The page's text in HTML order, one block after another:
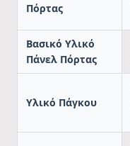
Πόρτας
Βασικό Υλικό
Πάνελ Πόρτας
Υλικό Πάγκου